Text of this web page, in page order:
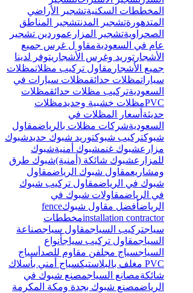
المخططات السكنيةتشجير الأراضي
المتدهورةتشجير المدنتشجير المناطق
الصحراويةتشجير المزارعموردين تشجير
عام في السعوديةمقاو ل غرس جميع
الأشجار توريد وغرس الأشجار يتوفر لدينا
جميع الأشجار مقاول تركيب مظلاتمظلات
سياراتمظلات حدائقمظلات سيارات في
السعوديةتركيب مظلات حدائقمظلات
PVCمظلات خشبية وحديدمظلات
حديثة أسعار المظلات في
السعوديةشركات مظلات بالرياضمقاول
شبوكتركيب شبوكتوريد شبوك حديدشبوك
مزارعشبوك غنمشبوك أمنيةشبوك
للمزارعشبوك شائكة (أمنية)شبوك طرق
ومشاريعمقاول شبوك الرياضمقاول
شبوك في الرياضمقاول تركيب شبوك
في الرياضمقاولات شبوك في
الرياضأفضل مقاول شبوكfence
installation contractorمخططات
سياجتركيب السياجمقاول سياجصناعة
السياجمقاول تركيب سياجأنواع
السياجسياج مجلفن مقاوم للصدأ سياج
PVC مغلف بالبلاستيك
سياج أمني بأسلاك
شائكةمصانع السياجمصنع شبوك في
الرياضمصنع شبوك بجدة ومكة المكرمة